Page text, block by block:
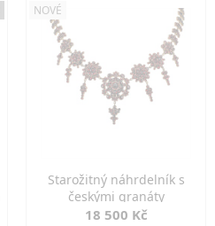
NOVÉ
Starožitný náhrdelník s
českými granáty
18 500 Kč